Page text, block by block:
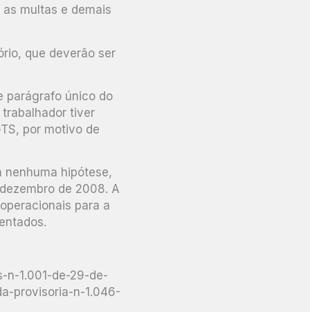
multas e demais
que deverão ser
parágrafo único do
trabalhador tiver
por motivo de
hipótese,
de 2008. A
para a
n-1.001-de-29-de-
provisoria-n-1.046-